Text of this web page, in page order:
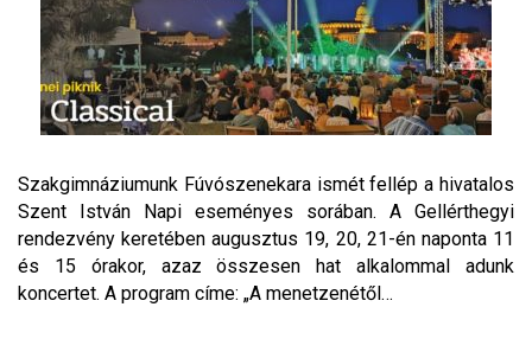
Szakgimnáziumunk Fúvószenekara ismét fellép a hivatalos
Szent István Napi eseményes sorában. A Gellérthegyi
rendezvény keretében augusztus 19, 20, 21-én naponta 11
és 15 órakor, azaz összesen hat alkalommal adunk
koncertet. A program címe: „A menetzenétől…